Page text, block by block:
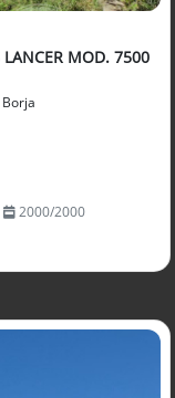
LANCER MOD. 7500
2000/2000